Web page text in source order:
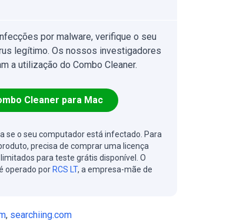
por malware, verifique o seu
legítimo. Os nossos investigadores
a utilização do Combo Cleaner.
Cleaner para Mac
se o seu computador está infectado. Para
precisa de comprar uma licença
para teste grátis disponível. O
operado por RCS LT, a empresa-mãe de
, searchiing.com